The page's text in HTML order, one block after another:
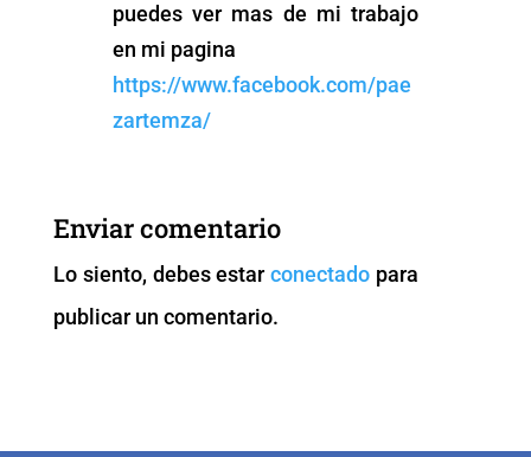
puedes ver mas de mi trabajo
en mi pagina
https://www.facebook.com/pae
zartemza/
Enviar comentario
Lo siento, debes estarconectado para
publicar un comentario.